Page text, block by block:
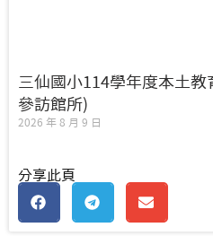
三仙國小114學年度本土
參訪館所)
2026 年 8 月 9 日
分享此頁